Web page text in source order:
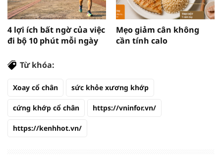
4 lợi ích bất ngờ của việc
đi bộ 10 phút mỗi ngày
Mẹo giảm cân không
cần tính calo
Từ khóa:
Xoay cổ chân sức khỏe xương khớp
cứng khớp cổ chân https://vninfor.vn/
https://kenhhot.vn/